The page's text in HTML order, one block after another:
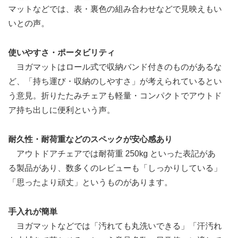
マットなどでは、表・裏色の組み合わせなどで見映えもい
いとの声。
使いやすさ・ポータビリティ
ヨガマットはロール式で収納バンド付きのものがあるな
ど、「持ち運び・収納のしやすさ」が考えられているとい
う意見。折りたたみチェアも軽量・コンパクトでアウトド
ア持ち出しに便利という声。
耐久性・耐荷重などのスペックが安心感あり
アウトドアチェアでは耐荷重 250kg といった表記があ
る製品があり、数多くのレビューも「しっかりしている」
「思ったより頑丈」というものがあります。
手入れが簡単
ヨガマットなどでは「汚れても丸洗いできる」「汗汚れ